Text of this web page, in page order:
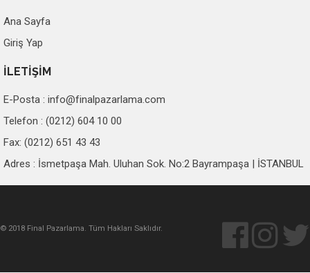
Ana Sayfa
Giriş Yap
İLETİŞİM
E-Posta : info@finalpazarlama.com
Telefon : (0212) 604 10 00
Fax: (0212) 651 43 43
Adres : İsmetpaşa Mah. Uluhan Sok. No:2 Bayrampaşa | İSTANBUL
© 2018 Final Pazarlama. Tüm Hakları Saklıdır.